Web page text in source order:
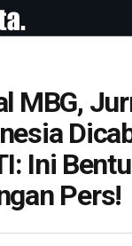
MBG,
Ini
Pers!